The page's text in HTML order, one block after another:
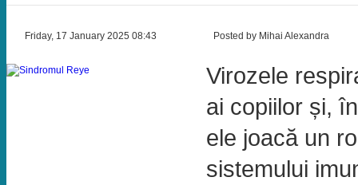
Friday, 17 January 2025 08:43 Posted by Mihai Alexandra
Virozele
ai copiilor și,
ele joacă un
sistemului